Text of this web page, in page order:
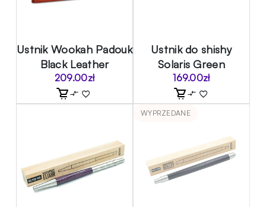
Ustnik Wookah Padouk
Black Leather
209.00zł
Ustnik do shishy
Solaris Green
169.00zł
WYPRZEDANE